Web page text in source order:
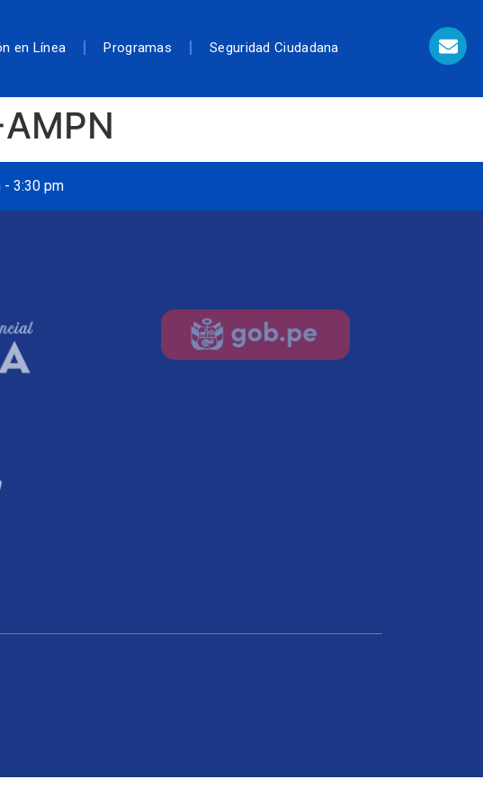
en Línea Programas Seguridad Ciudadana
- 3:30 pm